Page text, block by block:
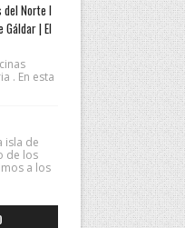
del Norte I
Gáldar | El
. En esta
isla de
de los
a los